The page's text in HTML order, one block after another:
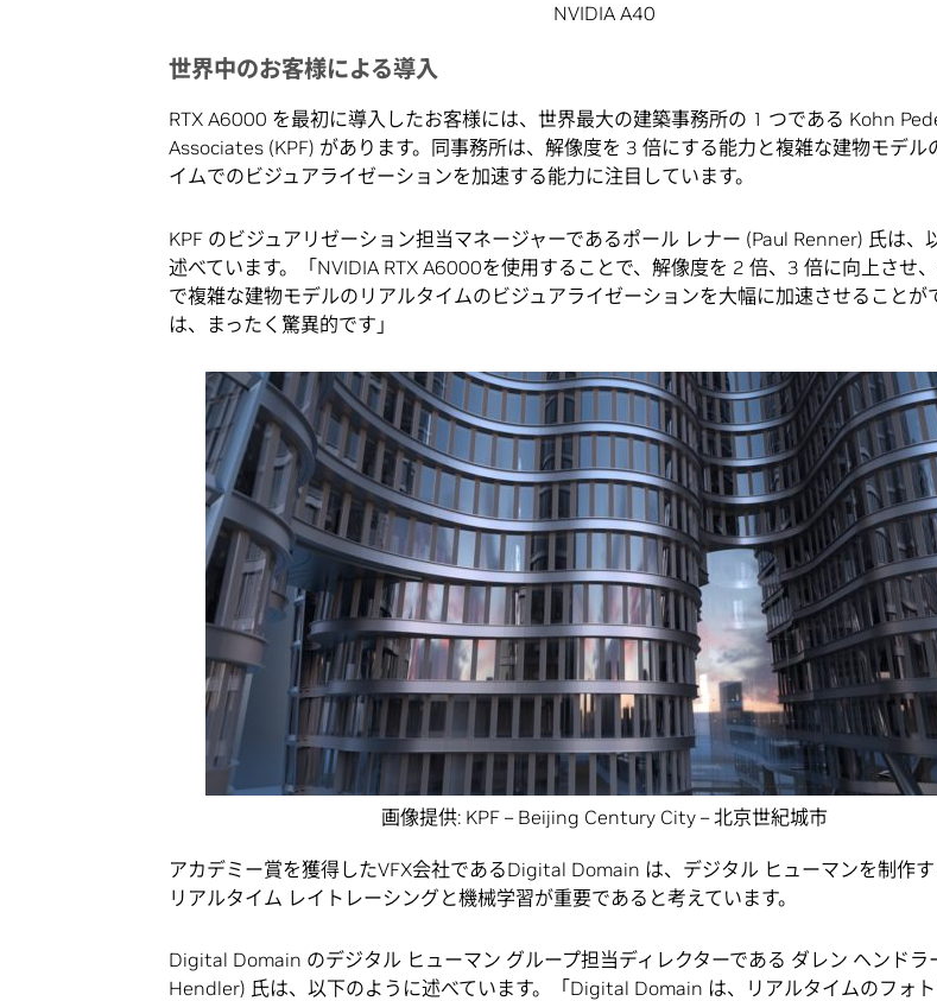
NVIDIA A40
世界中のお客様による導入
RTX A6000 を最初に導入したお客様には、世界最大の建築事務所の 1 つである Kohn
Associates (KPF) があります。同事務所は、解像度を 3 倍にする能力と複雑な建物モデル
イムでのビジュアライゼーションを加速する能力に注目しています。
KPF のビジュアリゼーション担当マネージャーであるポール レナー (Paul Renner) 氏は、
述べています。「NVIDIA RTX A6000を使用することで、解像度を 2 倍、3 倍に向上させ
で複雑な建物モデルのリアルタイムのビジュアライゼーションを大幅に加速させることが
は、まったく驚異的です」
画像提供: KPF – Beijing Century City – 北京世紀城市
アカデミー賞を獲得したVFX会社であるDigital Domain は、デジタル ヒューマンを制作す
リアルタイム レイトレーシングと機械学習が重要であると考えています。
Digital Domain のデジタル ヒューマン グループ担当ディレクターである ダレン ヘンドラ
Hendler) 氏は、以下のように述べています。「Digital Domain は、リアルタイムのフォ